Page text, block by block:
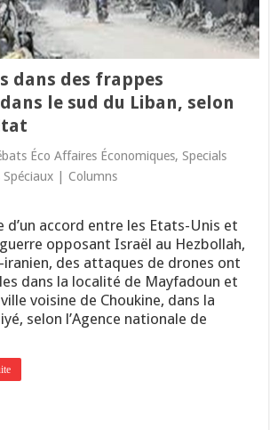
dans des frappes
le sud du Liban, selon
Éco Affaires Économiques,Specials
Spéciaux | Columns
d’un accord entre les Etats-Unis et
opposant Israël au Hezbollah,
des attaques de drones ont
dans la localité de Mayfadoun et
voisine de Choukine, dans la
selon l’Agence nationale de